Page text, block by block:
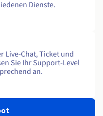
Dienste.
Live-Chat, Ticket und
Sie Ihr Support-Level
an.